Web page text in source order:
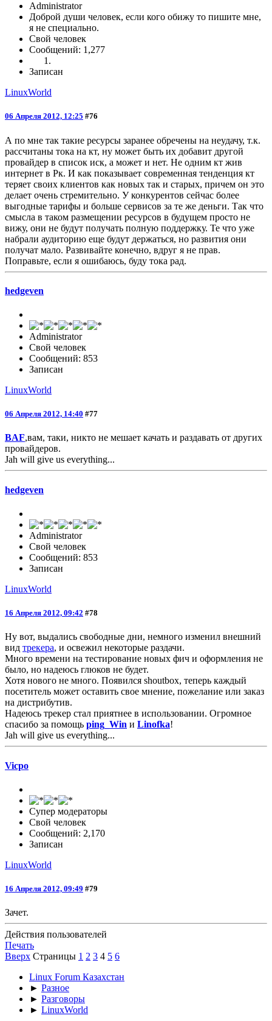
Administrator
Доброй души человек, если кого обижу то пишите мне,
я не специально.
Свой человек
Сообщений: 1,277
Записан
LinuxWorld
06 Апреля 2012, 12:25 #76
А по мне так такие ресурсы заранее обречены на неудачу, т.к.
рассчитаны тока на кт, ну может быть их добавит другой
провайдер в список иск, а может и нет. Не одним кт жив
интернет в Рк. И как показывает современная тенденция кт
теряет своих клиентов как новых так и старых, причем он это
делает очень стремительно. У конкурентов сейчас более
выгодные тарифы и больше сервисов за те же деньги. Так что
смысла в таком размещении ресурсов в будущем просто не
вижу, они не будут получать полную поддержку. Те что уже
набрали аудиторию еще будут держаться, но развития они
получат мало. Развивайте конечно, вдруг я не прав.
Поправьте, если я ошибаюсь, буду тока рад.
hedgeven
Administrator
Свой человек
Сообщений: 853
Записан
LinuxWorld
06 Апреля 2012, 14:40 #77
BAF,вам, таки, никто не мешает качать и раздавать от других
провайдеров.
Jah will give us everything...
hedgeven
Administrator
Свой человек
Сообщений: 853
Записан
LinuxWorld
16 Апреля 2012, 09:42 #78
Ну вот, выдались свободные дни, немного изменил внешний
вид трекера, и освежил некоторые раздачи.
Много времени на тестирование новых фич и оформления не
было, но надеюсь глюков не будет.
Хотя нового не много. Появился shoutbox, теперь каждый
посетитель может оставить свое мнение, пожелание или заказ
на дистрибутив.
Надеюсь трекер стал приятнее в использовании. Огромное
спасибо за помощь ping_Win и Linofka!
Jah will give us everything...
Vicpo
Супер модераторы
Свой человек
Сообщений: 2,170
Записан
LinuxWorld
16 Апреля 2012, 09:49 #79
Зачет.
Действия пользователей
Печать
Вверх Страницы 1 2 3 4 5 6
Linux Forum Казахстан
► Разное
► Разговоры
► LinuxWorld